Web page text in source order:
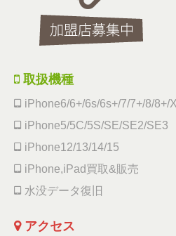
取扱機種
iPhone6/6+/6s/6s+/7/7+/8/8+/
iPhone5/5C/5S/SE/SE2/SE3
iPhone12/13/14/15
iPhone,iPad買取&販売
水没データ復旧
アクセス